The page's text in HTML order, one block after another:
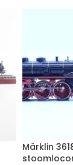
Märklin